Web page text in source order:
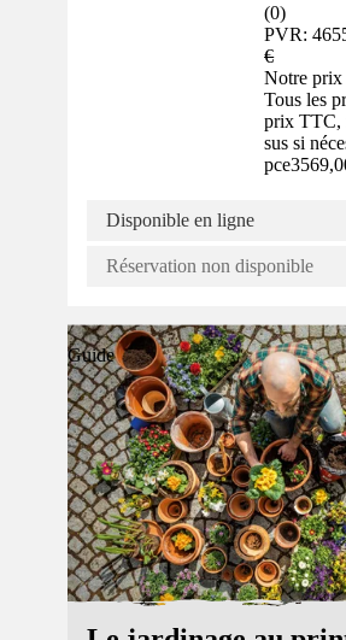
(0)
PVR:
€
Notre
Tous les
prix TTC,
sus si
pce
Disponible en ligne
Réservation non disponible
Guide